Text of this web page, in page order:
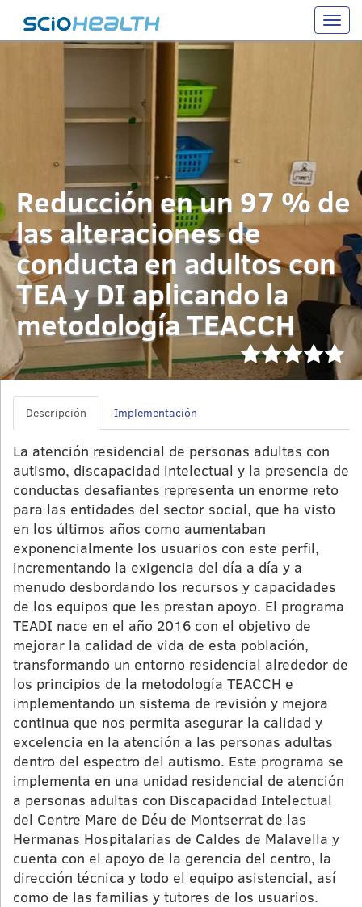
Toggle
Reducción en un 97 % de
las alteraciones de
conducta en adultos con
TEA y DI aplicando la
metodología TEACCH
Descripción Implementación
La atención residencial de personas adultas con
autismo, discapacidad intelectual y la presencia de
conductas desafiantes representa un enorme reto
para las entidades del sector social, que ha visto
en los últimos años como aumentaban
exponencialmente los usuarios con este perfil,
incrementando la exigencia del día a día y a
menudo desbordando los recursos y capacidades
de los equipos que les prestan apoyo. El programa
TEADI nace en el año 2016 con el objetivo de
mejorar la calidad de vida de esta población,
transformando un entorno residencial alrededor de
los principios de la metodología TEACCH e
implementando un sistema de revisión y mejora
continua que nos permita asegurar la calidad y
excelencia en la atención a las personas adultas
dentro del espectro del autismo. Este programa se
implementa en una unidad residencial de atención
a personas adultas con Discapacidad Intelectual
del Centre Mare de Déu de Montserrat de las
Hermanas Hospitalarias de Caldes de Malavella y
cuenta con el apoyo de la gerencia del centro, la
dirección técnica y todo el equipo asistencial, así
como de las familias y tutores de los usuarios.